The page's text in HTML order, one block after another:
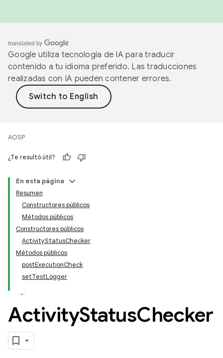
Google utiliza tecnología de IA para traducir
contenido a tu idioma preferido. Las traducciones
realizadas con IA pueden contener errores.
AOSP
¿Te resultó útil?
En esta página
Resumen
Constructores públicos
Métodos públicos
Constructores públicos
ActivityStatusChecker
Métodos públicos
postExecutionCheck
setTestLogger
ActivityStatusChecker